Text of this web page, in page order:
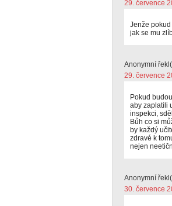
29. července
Jenže
jak se mu
Anonymní
29. července
Pokud
aby zaplatili
inspekci,
Bůh co si
by každý
zdravé k
nejen
Anonymní
30. července